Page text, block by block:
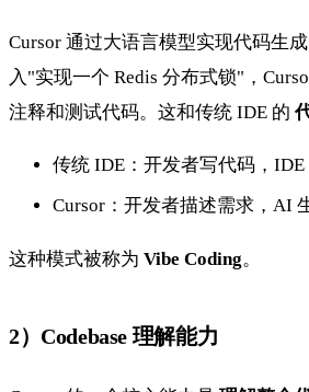
Cursor 通过大语言模型实现代码生
入"实现一个 Redis 分布式锁"，
注释和测试代码。这和传统 IDE 的
传统 IDE：开发者写代码，IDE
Cursor：开发者描述需求，AI
这种模式被称为 Vibe Coding。
2）Codebase 理解能力